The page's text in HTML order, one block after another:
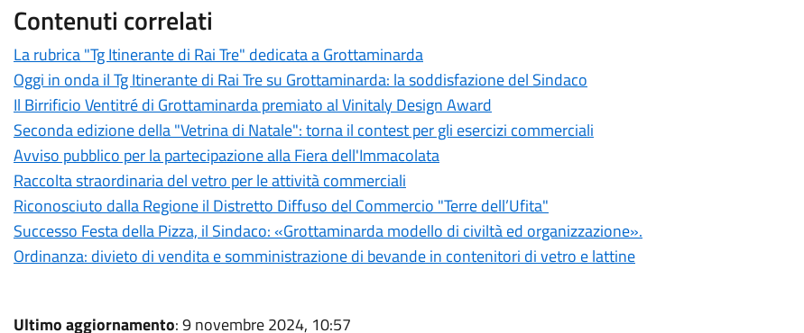
Contenuti correlati
La rubrica "Tg Itinerante di Rai Tre" dedicata a Grottaminarda
Oggi in onda il Tg Itinerante di Rai Tre su Grottaminarda: la soddisfazione del Sindaco
Il Birrificio Ventitré di Grottaminarda premiato al Vinitaly Design Award
Seconda edizione della "Vetrina di Natale": torna il contest per gli esercizi commerciali
Avviso pubblico per la partecipazione alla Fiera dell'Immacolata
Raccolta straordinaria del vetro per le attività commerciali
Riconosciuto dalla Regione il Distretto Diffuso del Commercio "Terre dell’Ufita"
Successo Festa della Pizza, il Sindaco: «Grottaminarda modello di civiltà ed organizzazione».
Ordinanza: divieto di vendita e somministrazione di bevande in contenitori di vetro e lattine
Ultimo aggiornamento: 9 novembre 2024, 10:57